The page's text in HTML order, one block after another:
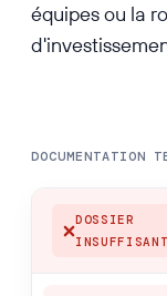
équipes ou la
DOCUMENTATION
DOSSIER
INSUFFISANT